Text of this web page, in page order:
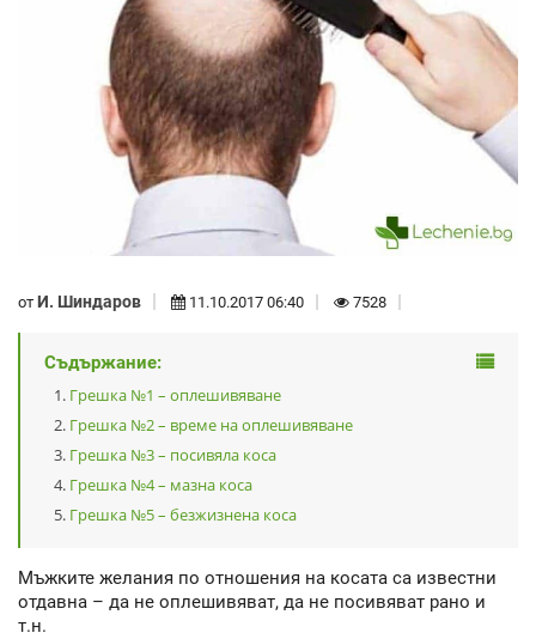
от И. Шиндаров 11.10.2017 06:40 7528
Съдържание:
Грешка №1 – оплешивяване
Грешка №2 – време на оплешивяване
Грешка №3 – посивяла коса
Грешка №4 – мазна коса
Грешка №5 – безжизнена коса
Мъжките желания по отношения на косата са известни
отдавна – да не оплешивяват, да не посивяват рано и
т.н.